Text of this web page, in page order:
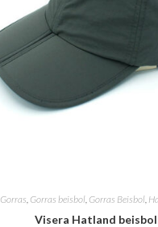
Gorras Gorras beisbol Gorras Beisbol
Visera Hatland